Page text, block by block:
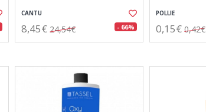
CANTU
8,45€ 24,54€ - 66%
POLLIE
0,15€ 0,42€